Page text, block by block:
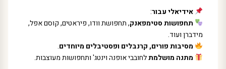
אידיאלי עבור:
תחפושות סטימפאנק, תחפושת וודו, פיראטים, קוסם אפל,
מידברן ועוד.
מסיבות פורים, קרנבלים ופסטיבלים מיוחדים.
מתנה מושלמתלחובבי אופנה וינטג' ותחפושות מעוצבות.